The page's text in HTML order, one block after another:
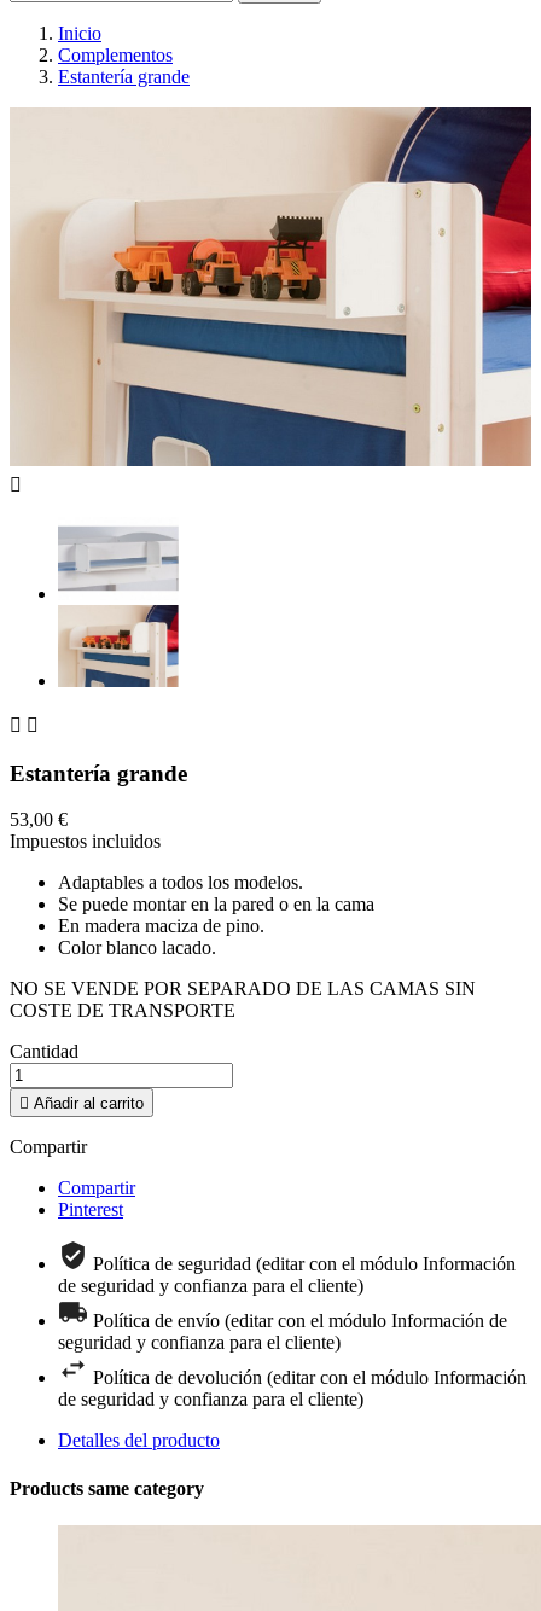
Inicio
Complementos
Estantería grande

 
Estantería grande
53,00 €
Impuestos incluidos
Adaptables a todos los modelos.
Se puede montar en la pared o en la cama
En madera maciza de pino.
Color blanco lacado.
NO SE VENDE POR SEPARADO DE LAS CAMAS SIN
COSTE DE TRANSPORTE
Cantidad
 Añadir al carrito
Compartir
Compartir
Pinterest
Política de seguridad (editar con el módulo Información
de seguridad y confianza para el cliente)
Política de envío (editar con el módulo Información de
seguridad y confianza para el cliente)
Política de devolución (editar con el módulo Información
de seguridad y confianza para el cliente)
Detalles del producto
Products same category